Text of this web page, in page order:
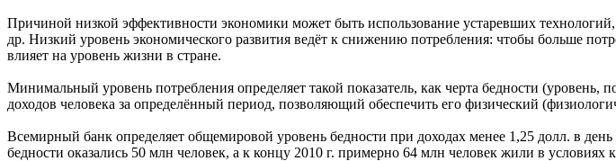
Причиной низкой эффективности экономики может быть использование устаревших
др. Низкий уровень экономического развития ведёт к снижению потребления: чтобы больше
влияет на уровень жизни в стране.
Минимальный уровень потребления определяет такой показатель, как черта бедности
доходов человека за определённый период, позволяющий обеспечить его физический
Всемирный банк определяет общемировой уровень бедности при доходах менее 1,25 долл. в
бедности оказались 50 млн человек, а к концу 2010 г. примерно 64 млн человек жили в условиях